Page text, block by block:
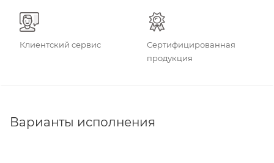
Клиентский сервис
Сертифицированная
продукция
Варианты исполнения